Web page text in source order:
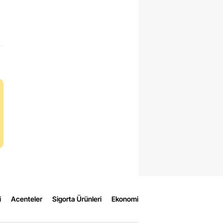
Acenteler Sigorta Ürünleri Ekonomi